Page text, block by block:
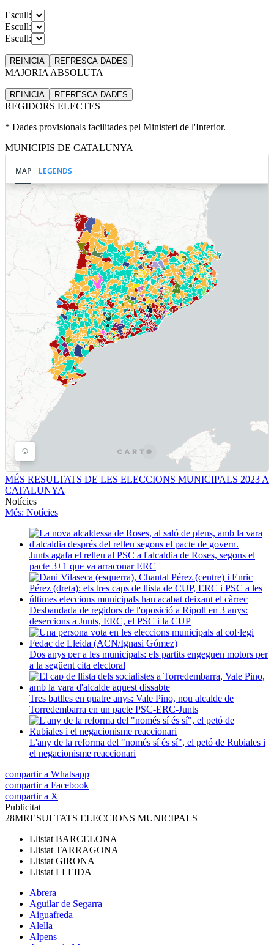
Escull:
Escull:
Escull:
REINICIA REFRESCA DADES
MAJORIA ABSOLUTA
REINICIA REFRESCA DADES
REGIDORS ELECTES
* Dades provisionals facilitades pel Ministeri de l'Interior.
MUNICIPIS DE CATALUNYA
MÉS RESULTATS DE LES ELECCIONS MUNICIPALS 2023 A
CATALUNYA
Notícies
Més: Notícies
Junts agafa el relleu al PSC a l'alcaldia de Roses, segons el
pacte 3+1 que va arraconar ERC
Desbandada de regidors de l'oposició a Ripoll en 3 anys:
desercions a Junts, ERC, el PSC i la CUP
Dos anys per a les municipals: els partits engeguen motors per
a la següent cita electoral
Tres batlles en quatre anys: Vale Pino, nou alcalde de
Torredembarra en un pacte PSC-ERC-Junts
L'any de la reforma del "només sí és sí", el petó de Rubiales i
el negacionisme reaccionari
compartir a Whatsapp
compartir a Facebook
compartir a X
Publicitat
28MRESULTATS ELECCIONS MUNICIPALS
Llistat BARCELONA
Llistat TARRAGONA
Llistat GIRONA
Llistat LLEIDA
Abrera
Aguilar de Segarra
Aiguafreda
Alella
Alpens